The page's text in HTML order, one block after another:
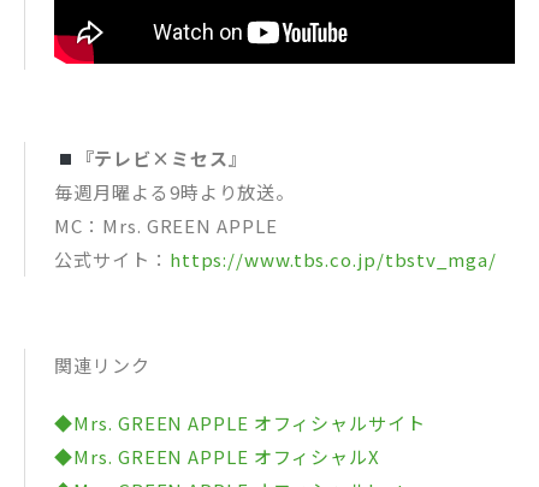
『テレビ×ミセス』
毎週月曜よる9時より放送。
MC：Mrs. GREEN APPLE
公式サイト： https://www.tbs.co.jp/tbstv_mga/
関連リンク
◆Mrs. GREEN APPLE オフィシャルサイト
◆Mrs. GREEN APPLE オフィシャルX